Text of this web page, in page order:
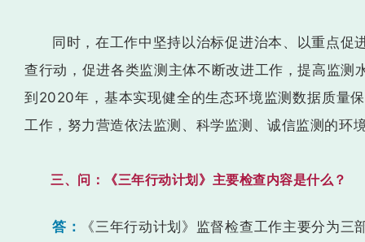
同时，在工作中坚持以治标促进治本、以重点
查行动，促进各类监测主体不断改进工作，提高监
到2020年，基本实现健全的生态环境监测数据质量
工作，努力营造依法监测、科学监测、诚信监测的环
三、问：《三年行动计划》主要检查内容是什么？
答： 《三年行动计划》监督检查工作主要分为三